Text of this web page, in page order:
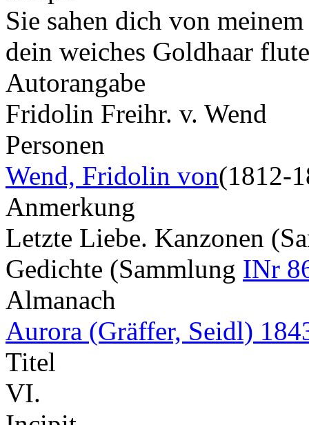
Sie sahen dich von
dein weiches Goldhaar
Autorangabe
Fridolin Freihr. v. Wend
Personen
Wend, Fridolin von(1812-
Anmerkung
Letzte Liebe. Kanzonen
Gedichte (Sammlung INr
Almanach
Aurora (Gräffer, Seidl)
Titel
VI.